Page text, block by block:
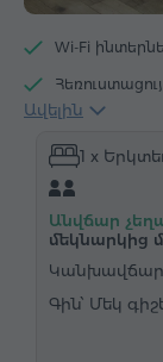
Wi-Fi
Էլեկտրական
Սրբիչներ
Ջեռուցում
Աթոռ
Ավելին
1 x
Անվճար
մեկնարկից
Մեկ